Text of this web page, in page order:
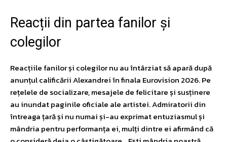
Reacții din partea fanilor și
colegilor
Reacțiile fanilor și colegilor nu au întârziat să apară după
anunțul calificării Alexandrei în finala Eurovision 2026. Pe
rețelele de socializare, mesajele de felicitare și susținere
au inundat paginile oficiale ale artistei. Admiratorii din
întreaga țară și nu numai și-au exprimat entuziasmul și
mândria pentru performanța ei, mulți dintre ei afirmând că